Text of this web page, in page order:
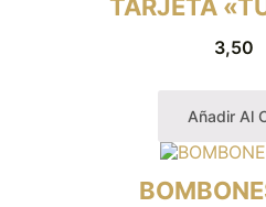
TARJETA
3,50
Añadir Al